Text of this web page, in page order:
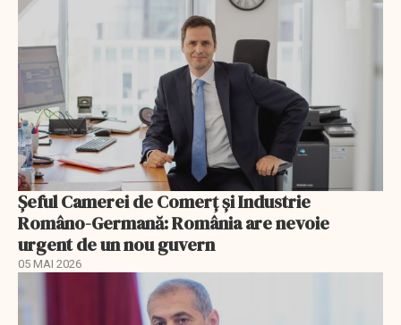
Șeful Camerei de Comerț și Industrie
Româno-Germană: România are nevoie
urgent de un nou guvern
05 MAI 2026